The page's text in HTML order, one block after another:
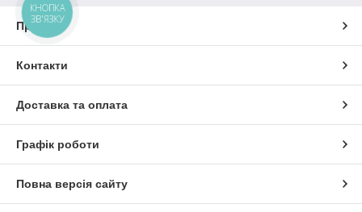
Про нас
Контакти
Доставка та оплата
Графік роботи
Повна версія сайту
КНОПКА
ЗВ'ЯЗКУ